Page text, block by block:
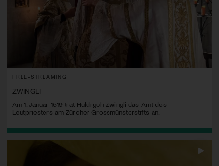
FREE-STREAMING
ZWINGLI
Am 1. Januar 1519 trat Huldrych Zwingli das Amt des
Leutpriesters am Zürcher Grossmünsterstifts an.